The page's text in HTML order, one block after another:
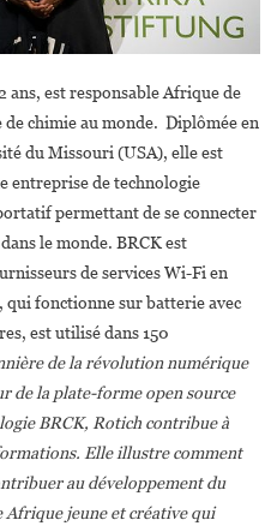
ans, est responsable Afrique de
de chimie au monde. Diplômée en
du Missouri (USA), elle est
entreprise de technologie
permettant de se connecter
le monde. BRCK est
de services Wi-Fi en
qui fonctionne sur batterie avec
est utilisé dans 150
de la révolution numérique
de la plate-forme open source
BRCK, Rotich contribue à
Elle illustre comment
au développement du
jeune et créative qui